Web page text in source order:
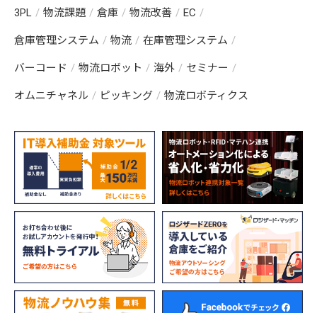
3PL 物流課題 倉庫 物流改善 EC
倉庫管理システム 物流 在庫管理システム
バーコード 物流ロボット 海外 セミナー
オムニチャネル ピッキング 物流ロボティクス